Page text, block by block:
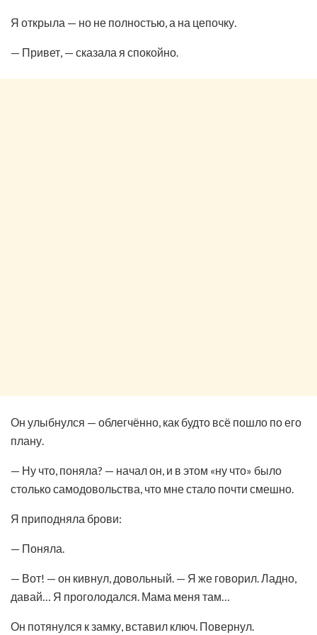
Я открыла — но не полностью, а на цепочку.
— Привет, — сказала я спокойно.
Он улыбнулся — облегчённо, как будто всё пошло по его
плану.
— Ну что, поняла? — начал он, и в этом «ну что» было
столько самодовольства, что мне стало почти смешно.
Я приподняла брови:
— Поняла.
— Вот! — он кивнул, довольный. — Я же говорил. Ладно,
давай… Я проголодался. Мама меня там…
Он потянулся к замку, вставил ключ. Повернул.